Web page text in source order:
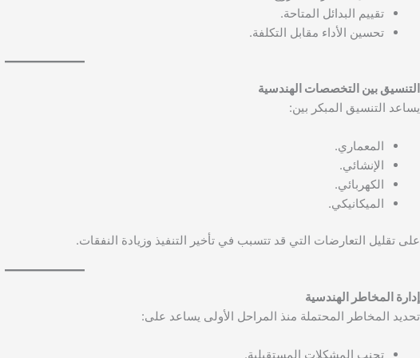
تقييم البدائل المتاحة.
تحسين الأداء مقابل التكلفة.
التنسيق بين التخصصات الهندسية
يساعد التنسيق المبكر بين:
المعماري.
الإنشائي.
الكهربائي.
الميكانيكي.
على تقليل التعارضات التي قد تتسبب في تأخير التنفيذ وزيادة النفقات.
إدارة المخاطر الهندسية
تحديد المخاطر المحتملة منذ المراحل الأولى يساعد على:
تجنب المشكلات المستقبلية.